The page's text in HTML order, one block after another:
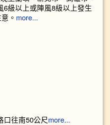
6級以上或陣風8級以上發生
。 more...
口往南50公尺 more...